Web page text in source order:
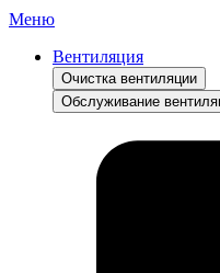
Меню
Вентиляция
Очистка вентиляции
Обслуживание